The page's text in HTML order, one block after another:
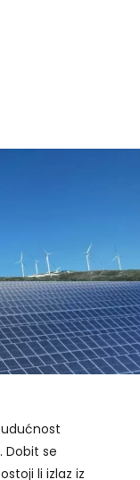
Dobit se
li izlaz iz